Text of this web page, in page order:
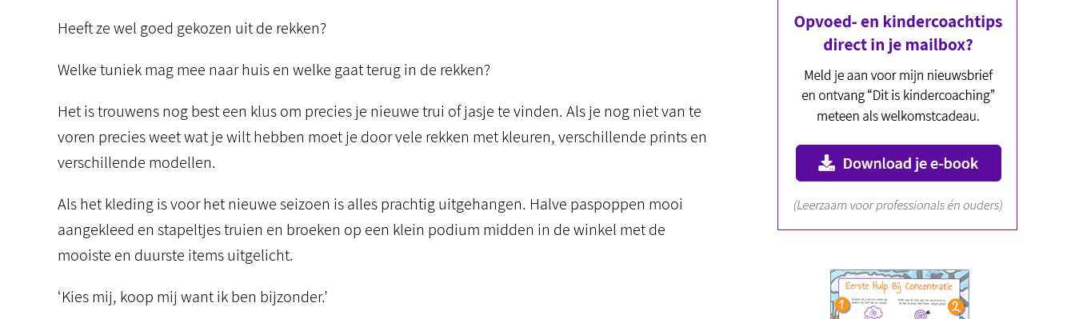
Heeft ze wel goed gekozen uit de rekken?
Welke tuniek mag mee naar huis en welke gaat terug in de rekken?
Het is trouwens nog best een klus om precies je nieuwe trui of jasje te vinden. Als je nog niet van te
voren precies weet wat je wilt hebben moet je door vele rekken met kleuren, verschillende prints en
verschillende modellen.
Als het kleding is voor het nieuwe seizoen is alles prachtig uitgehangen. Halve paspoppen mooi
aangekleed en stapeltjes truien en broeken op een klein podium midden in de winkel met de
mooiste en duurste items uitgelicht.
‘Kies mij, koop mij want ik ben bijzonder.’